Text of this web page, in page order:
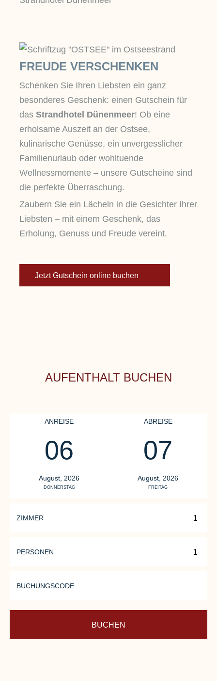
FREUDE VERSCHENKEN
Schenken Sie Ihren Liebsten ein ganz
besonderes Geschenk: einen Gutschein für
das Strandhotel Dünenmeer! Ob eine
erholsame Auszeit an der Ostsee,
kulinarische Genüsse, ein unvergesslicher
Familienurlaub oder wohltuende
Wellnessmomente – unsere Gutscheine sind
die perfekte Überraschung.
Zaubern Sie ein Lächeln in die Gesichter Ihrer
Liebsten – mit einem Geschenk, das
Erholung, Genuss und Freude vereint.
Jetzt Gutschein online buchen
AUFENTHALT BUCHEN
ANREISE
06
August, 2026
DONNERSTAG
ABREISE
07
August, 2026
FREITAG
ZIMMER
PERSONEN
BUCHUNGSCODE
BUCHEN